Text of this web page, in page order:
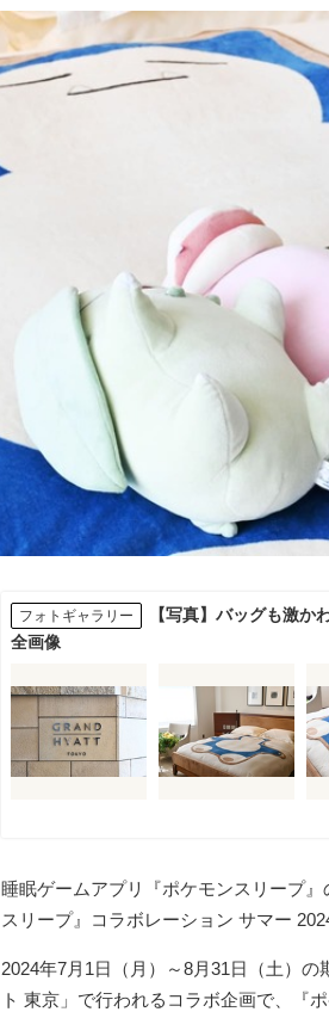
フォトギャラリー
【写真】バッグも激
全画像
睡眠ゲームアプリ『ポケモンスリープ
スリープ』コラボレーション サマー
2024年7月1日（月）～8月31日（土）
ト 東京」で行われるコラボ企画で、『